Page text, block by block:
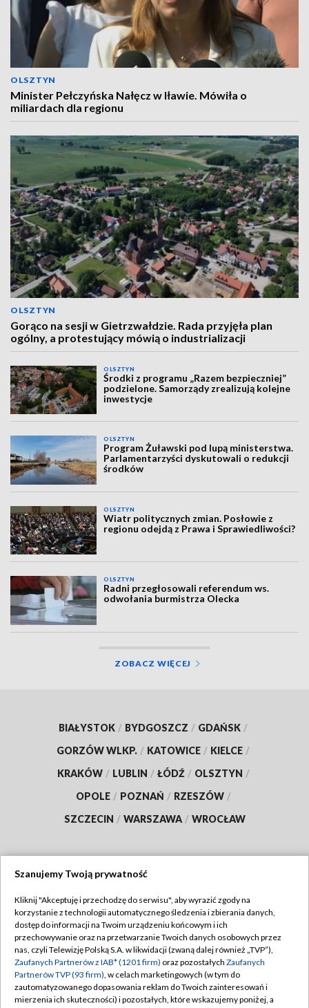
OLSZTYN
Minister Pełczyńska Nałęcz w Iławie. Mówiła o
miliardach dla regionu
OLSZTYN
Gorąco na sesji w Gietrzwałdzie. Rada przyjęła plan
ogólny, a protestujący mówią o industrializacji
OLSZTYN
Środki z programu „Razem bezpieczniej”
podzielone. Samorządy zrealizują kolejne
inwestycje
OLSZTYN
Program Żuławski pod lupą ministerstwa.
Parlamentarzyści dyskutowali o redukcji
środków
OLSZTYN
Wiatr politycznych zmian. Posłowie z
regionu odejdą z Prawa i Sprawiedliwości?
OLSZTYN
Radni przegłosowali referendum ws.
odwołania burmistrza Olecka
ZOBACZ WIĘCEJ
BIAŁYSTOK / BYDGOSZCZ / GDAŃSK /
GORZÓW WLKP. / KATOWICE / KIELCE /
KRAKÓW / LUBLIN / ŁÓDŹ / OLSZTYN /
OPOLE / POZNAŃ / RZESZÓW /
SZCZECIN / WARSZAWA / WROCŁAW
TVP
Abonament TVP
Emisja w TVP
Centrum informacji TVP
Naziemna Telewizja Cyfrowa
Regulamin TVP
Polityka prywatności
Moje zgody
Szanujemy Twoją prywatność
Kliknij "Akceptuję i przechodzę do serwisu", aby wyrazić zgody na
korzystanie z technologii automatycznego śledzenia i zbierania danych,
dostęp do informacji na Twoim urządzeniu końcowym i ich
przechowywanie oraz na przetwarzanie Twoich danych osobowych przez
nas, czyli Telewizję Polską S.A. w likwidacji (zwaną dalej również „TVP”),
Zaufanych Partnerów z IAB* (1201 firm) oraz pozostałych Zaufanych
Partnerów TVP (93 firm), w celach marketingowych (w tym do
zautomatyzowanego dopasowania reklam do Twoich zainteresowań i
mierzenia ich skuteczności) i pozostałych, które wskazujemy poniżej, a